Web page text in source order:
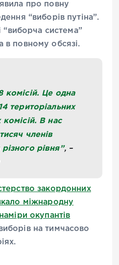
про повну
“виборів путіна”.
“виборча система”
в повному обсязі.
комісій. Це одна
територіальних
комісій. В нас
членів
рівня”, –
закордонних
міжнародну
окупантів
на тимчасово